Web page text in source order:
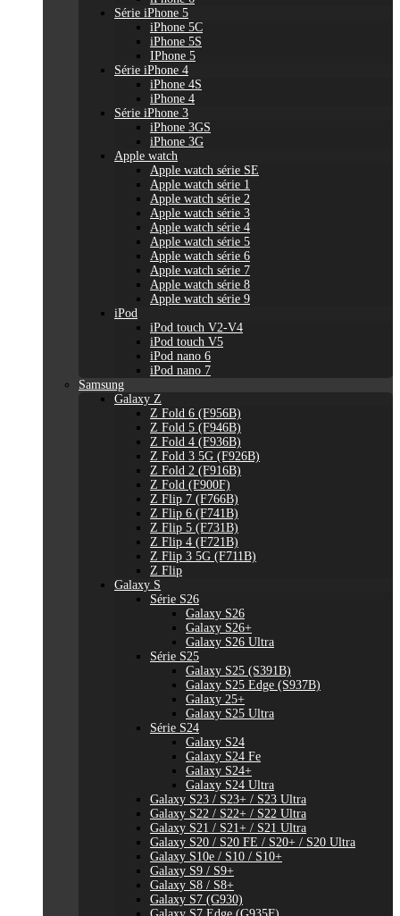
Série iPhone 5
iPhone 5C
iPhone 5S
IPhone 5
Série iPhone 4
iPhone 4S
iPhone 4
Série iPhone 3
iPhone 3GS
iPhone 3G
Apple watch
Apple watch série SE
Apple watch série 1
Apple watch série 2
Apple watch série 3
Apple watch série 4
Apple watch série 5
Apple watch série 6
Apple watch série 7
Apple watch série 8
Apple watch série 9
iPod
iPod touch V2-V4
iPod touch V5
iPod nano 6
iPod nano 7
Samsung
Galaxy Z
Z Fold 6 (F956B)
Z Fold 5 (F946B)
Z Fold 4 (F936B)
Z Fold 3 5G (F926B)
Z Fold 2 (F916B)
Z Fold (F900F)
Z Flip 7 (F766B)
Z Flip 6 (F741B)
Z Flip 5 (F731B)
Z Flip 4 (F721B)
Z Flip 3 5G (F711B)
Z Flip
Galaxy S
Série S26
Galaxy S26
Galaxy S26+
Galaxy S26 Ultra
Série S25
Galaxy S25 (S391B)
Galaxy S25 Edge (S937B)
Galaxy 25+
Galaxy S25 Ultra
Série S24
Galaxy S24
Galaxy S24 Fe
Galaxy S24+
Galaxy S24 Ultra
Galaxy S23 / S23+ / S23 Ultra
Galaxy S22 / S22+ / S22 Ultra
Galaxy S21 / S21+ / S21 Ultra
Galaxy S20 / S20 FE / S20+ / S20 Ultra
Galaxy S10e / S10 / S10+
Galaxy S9 / S9+
Galaxy S8 / S8+
Galaxy S7 (G930)